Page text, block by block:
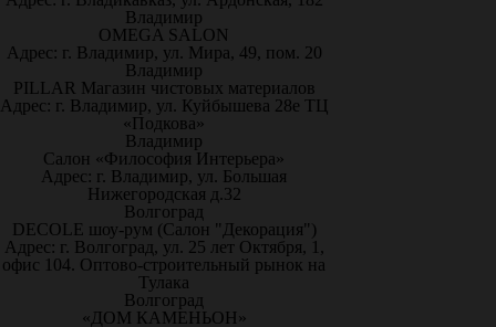
Владимир
OMEGA SALON
Адрес: г. Владимир, ул. Мира, 49, пом. 20
Владимир
PILLAR Магазин чистовых материалов
Адрес: г. Владимир, ул. Куйбышева 28е ТЦ
«Подкова»
Владимир
Салон «Философия Интерьера»
Адрес: г. Владимир, ул. Большая
Нижегородская д.32
Волгоград
DECOLE шоу-рум (Салон "Декорация")
Адрес: г. Волгоград, ул. 25 лет Октября, 1,
офис 104. Оптово-строительный рынок на
Тулака
Волгоград
«ДОМ КАМЕНЬОН»